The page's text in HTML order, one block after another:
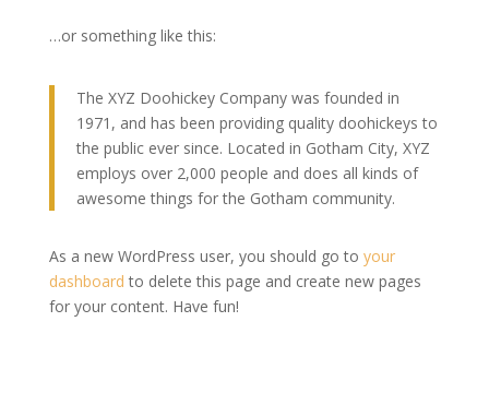
…or something like this:
The XYZ Doohickey Company was founded in
1971, and has been providing quality doohickeys to
the public ever since. Located in Gotham City, XYZ
employs over 2,000 people and does all kinds of
awesome things for the Gotham community.
As a new WordPress user, you should go to your
dashboard to delete this page and create new pages
for your content. Have fun!